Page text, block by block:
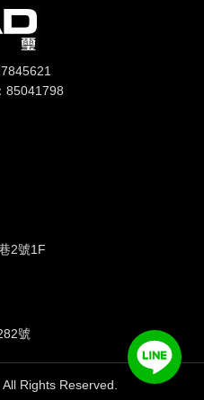
85041798
2號1F
號
Rights Reserved.